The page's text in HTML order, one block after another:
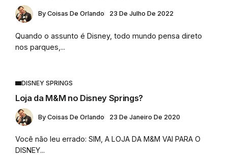
By Coisas De Orlando 23 De Julho De 2022
Quando o assunto é Disney, todo mundo pensa direto
nos parques,...
DISNEY SPRINGS
Loja da M&M no Disney Springs?
By Coisas De Orlando 23 De Janeiro De 2020
Você não leu errado: SIM, A LOJA DA M&M VAI PARA O
DISNEY...